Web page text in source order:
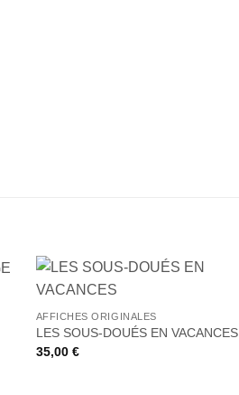
de
+
AFFICHES ORIGINALES
LES SOUS-DOUÉS EN VACANCES
35,00 €